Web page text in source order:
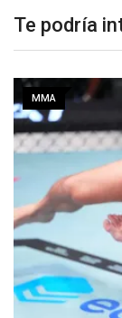
Te podría
MMA